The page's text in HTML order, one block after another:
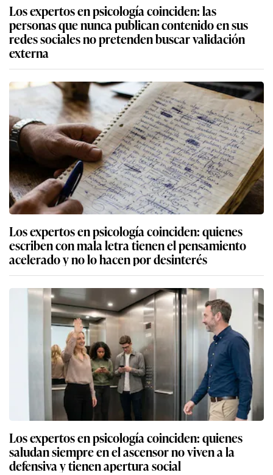
Los expertos en psicología coinciden: las
personas que nunca publican contenido en sus
redes sociales no pretenden buscar validación
externa
Los expertos en psicología coinciden: quienes
escriben con mala letra tienen el pensamiento
acelerado y no lo hacen por desinterés
Los expertos en psicología coinciden: quienes
saludan siempre en el ascensor no viven a la
defensiva y tienen apertura social